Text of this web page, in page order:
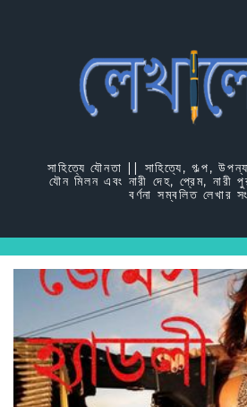
সাহিত্যে যৌনতা || সাহিত্যে, গল্প,
যৌন মিলন এবং নারী দেহ, প্রেম, নারী
বর্ণনা সম্বলিত লেখার